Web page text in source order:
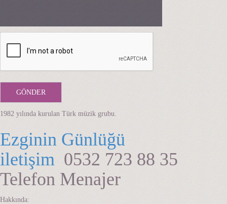
1982 yılında kurulan Türk müzik grubu.
Ezginin Günlüğü
iletişim 0532 723 88 35
Telefon Menajer
Hakkında: